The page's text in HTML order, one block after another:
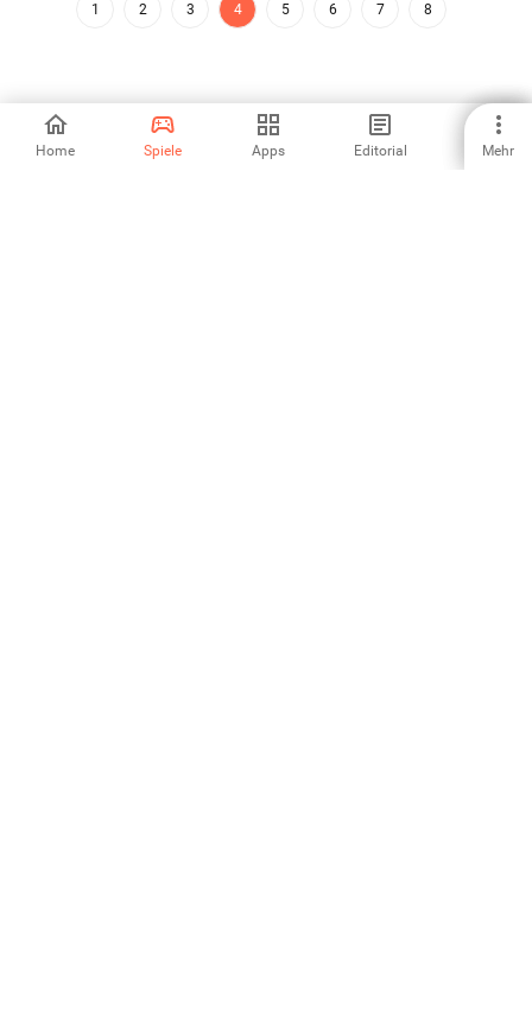
Home Spiele Apps Editorial Mehr
1 2 3 4 5 6 7 8